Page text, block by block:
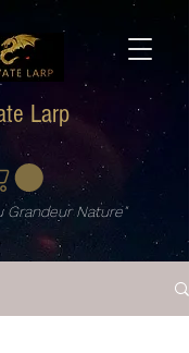
Larp
Grandeur Nature"